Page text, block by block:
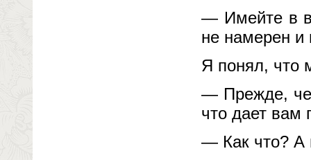
— Имейте в
не намерен
Я понял, что
— Прежде,
что дает вам
— Как что? А